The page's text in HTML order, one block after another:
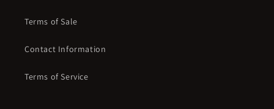
Terms of Sale
Contact Information
Terms of Service